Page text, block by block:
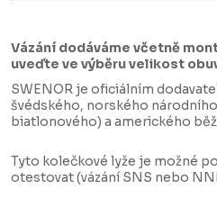
Vázání dodáváme včetně
uveďte ve výběru velikost
SWENOR je oficiálním
švédského, norského
biatlonového) a amerického
Tyto kolečkové lyže je možné
otestovat (vázání SNS nebo